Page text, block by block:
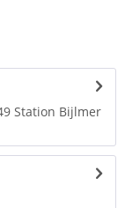
Station Bijlmer